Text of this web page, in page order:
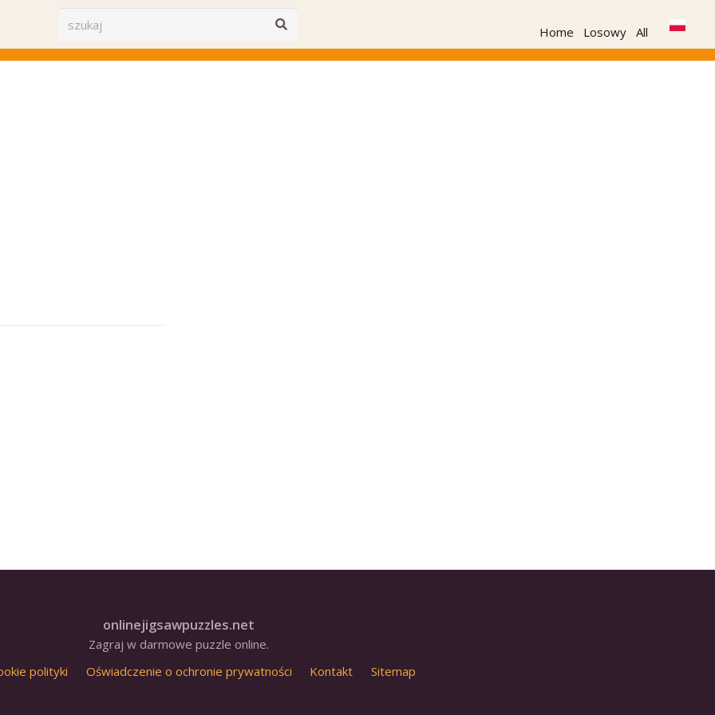
Home Losowy All
onlinejigsawpuzzles.net
Zagraj w darmowe puzzle online.
polityki Oświadczenie o ochronie prywatności Kontakt Sitemap